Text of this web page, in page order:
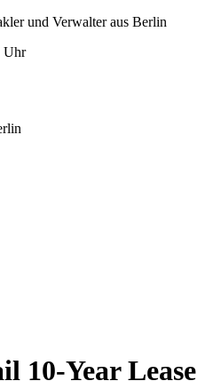
und Verwalter aus Berlin
Uhr
10-Year Lease